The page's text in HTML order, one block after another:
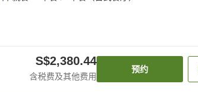
S$2,380.44
含税费及其他费用
预约